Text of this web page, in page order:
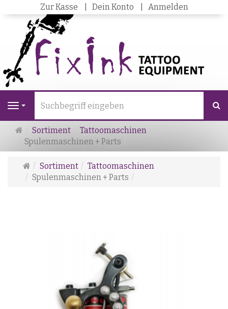
Zur Kasse Dein Konto Anmelden
Navigation
Startseite
Sortiment
Tattoomaschinen
Spulenmaschinen + Parts
Startseite
Sortiment
Tattoomaschinen
Spulenmaschinen + Parts